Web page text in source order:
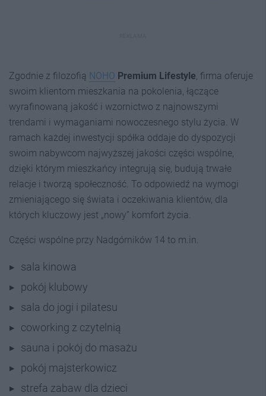
Zgodnie z filozofią NOHO Premium Lifestyle, firma oferuje
swoim klientom mieszkania na pokolenia, łączące
wyrafinowaną jakość i wzornictwo z najnowszymi
trendami i wymaganiami nowoczesnego stylu życia. W
ramach każdej inwestycji spółka oddaje do dyspozycji
swoim nabywcom najwyższej jakości części wspólne,
dzięki którym mieszkańcy integrują się, budują trwałe
relacje i tworzą społeczność. To odpowiedź na wymogi
zmieniającego się świata i oczekiwania klientów, dla
których kluczowy jest „nowy” komfort życia.
Części wspólne przy Nadgórników 14 to m.in.
sala kinowa
pokój klubowy
sala do jogi i pilatesu
coworking z czytelnią
sauna i pokój do masażu
pokój majsterkowicz
strefa zabaw dla dzieci